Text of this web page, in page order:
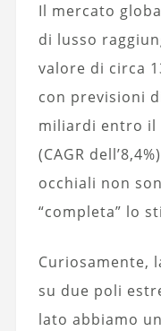
Il mercato
di lusso
valore di circa
con previsioni
miliardi entro il
(CAGR
occhiali non
“completa” lo
Curiosamente,
su due poli
lato abbiamo